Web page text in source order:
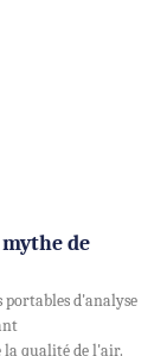
de
portables d'analyse
la qualité de l'air.